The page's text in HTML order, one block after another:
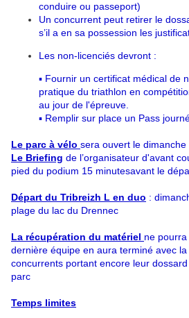
conduire ou passeport)
Un concurrent peut retirer le
s’il a en sa possession les
Les non-­licenciés devront :
▪ Fournir un certificat médical de
pratique du triathlon en
au jour de l'épreuve.
▪ Remplir sur place un Pass
Le parc à vélo​ sera ouvert le dimanche
Le Briefing de l’organisateur ​d'avant
pied du podium 15 minutes​avant le
Départ du Tribreizh L en duo :
plage du lac du Drennec
La récupération du matériel ne
dernière équipe en aura terminé avec
concurrents portant encore leur
parc
Temps limites